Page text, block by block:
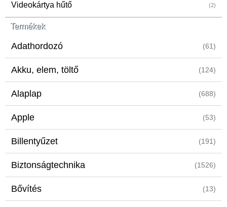
Videokártya hűtő (2)
Termékek
Adathordozó (61)
Akku, elem, töltő (124)
Alaplap (688)
Apple (53)
Billentyűzet (191)
Biztonságtechnika (1526)
Bővítés (13)